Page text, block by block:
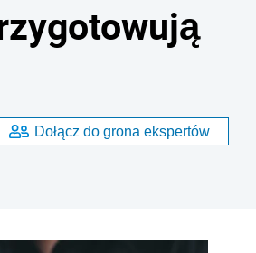
Dołącz do grona ekspertów